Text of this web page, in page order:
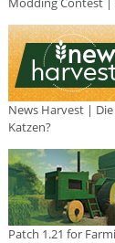
News Harvest |
Katzen?
Patch 1.21 for